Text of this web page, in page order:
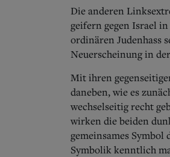
Die anderen
geifern gegen Israel
ordinären Judenhass
Neuerscheinung in
Mit ihren
daneben, wie es
wechselseitig recht
wirken die beiden
gemeinsames
Symbolik kenntlich